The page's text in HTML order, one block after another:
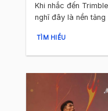
Khi nhắc đến
nghĩ đây là nền tảng
TÌM HIỂU